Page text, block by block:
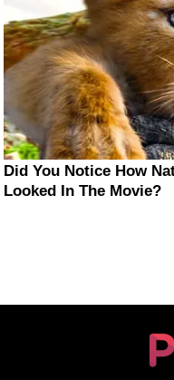
Did You Notice How
Looked In The Movie?